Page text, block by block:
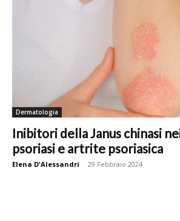
Dermatologia
Inibitori della Janus chinasi
psoriasi e artrite psoriasica
Elena D'Alessandri - 29 Febbraio 2024